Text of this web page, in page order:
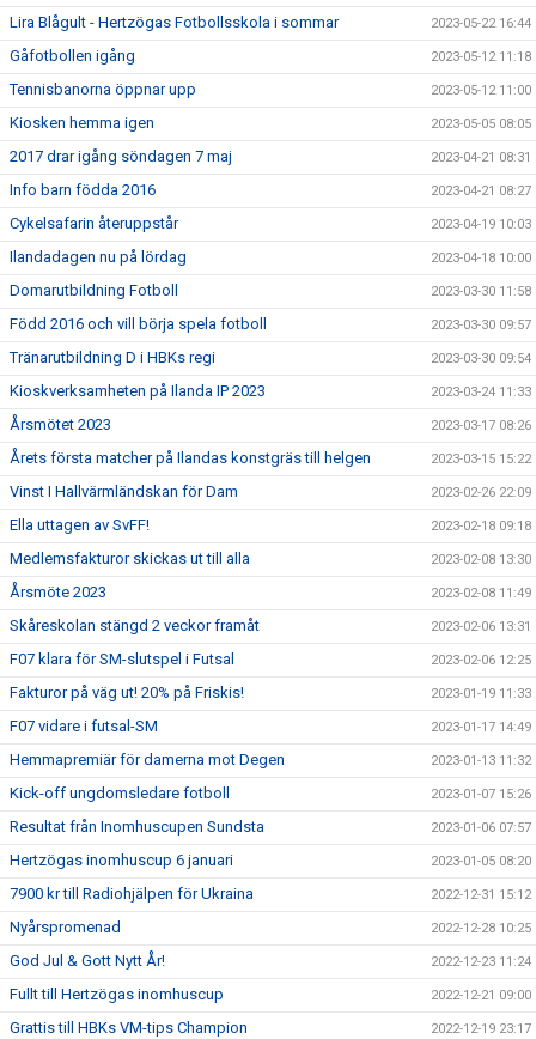
Lira Blågult - Hertzögas Fotbollsskola i sommar 2023-05-22 16:44
Gåfotbollen igång 2023-05-12 11:18
Tennisbanorna öppnar upp 2023-05-12 11:00
Kiosken hemma igen 2023-05-05 08:05
2017 drar igång söndagen 7 maj 2023-04-21 08:31
Info barn födda 2016 2023-04-21 08:27
Cykelsafarin återuppstår 2023-04-19 10:03
Ilandadagen nu på lördag 2023-04-18 10:00
Domarutbildning Fotboll 2023-03-30 11:58
Född 2016 och vill börja spela fotboll 2023-03-30 09:57
Tränarutbildning D i HBKs regi 2023-03-30 09:54
Kioskverksamheten på Ilanda IP 2023 2023-03-24 11:33
Årsmötet 2023 2023-03-17 08:26
Årets första matcher på Ilandas konstgräs till helgen 2023-03-15 15:22
Vinst I Hallvärmländskan för Dam 2023-02-26 22:09
Ella uttagen av SvFF! 2023-02-18 09:18
Medlemsfakturor skickas ut till alla 2023-02-08 13:30
Årsmöte 2023 2023-02-08 11:49
Skåreskolan stängd 2 veckor framåt 2023-02-06 13:31
F07 klara för SM-slutspel i Futsal 2023-02-06 12:25
Fakturor på väg ut! 20% på Friskis! 2023-01-19 11:33
F07 vidare i futsal-SM 2023-01-17 14:49
Hemmapremiär för damerna mot Degen 2023-01-13 11:32
Kick-off ungdomsledare fotboll 2023-01-07 15:26
Resultat från Inomhuscupen Sundsta 2023-01-06 07:57
Hertzögas inomhuscup 6 januari 2023-01-05 08:20
7900 kr till Radiohjälpen för Ukraina 2022-12-31 15:12
Nyårspromenad 2022-12-28 10:25
God Jul & Gott Nytt År! 2022-12-23 11:24
Fullt till Hertzögas inomhuscup 2022-12-21 09:00
Grattis till HBKs VM-tips Champion 2022-12-19 23:17